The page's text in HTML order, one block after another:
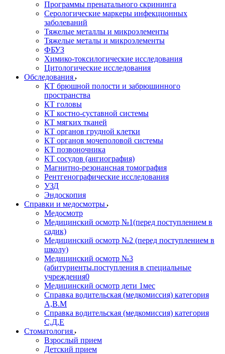
Программы пренатального скрининга
Серологические маркеры инфекционных
заболеваний
Тяжелые металлы и микроэлементы
Тяжелые металы и микроэлементы
ФБУЗ
Химико-токсилогические исследования
Цитологические исследования
Обследования
КТ брюшной полости и забрюшинного
пространства
КТ головы
КТ костно-суставной системы
КТ мягких тканей
КТ органов грудной клетки
КТ органов мочеполовой системы
КТ позвоночника
КТ сосудов (ангиография)
Магнитно-резонансная томография
Рентгенографические исследования
УЗД
Эндоскопия
Справки и медосмотры
Медосмотр
Медицинский осмотр №1(перед поступлением в
садик)
Медицинский осмотр №2 (перед поступлением в
школу)
Медицинский осмотр №3
(абитуриенты.поступления в специальные
учреждения0
Медицинский осмотр дети 1мес
Справка водительская (медкомиссия) категория
А,В.М
Справка водительская (медкомиссия) категория
С,Д,Е
Стоматология
Взрослый прием
Детский прием